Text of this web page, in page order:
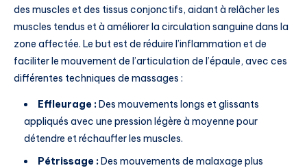
des muscles et des tissus conjonctifs, aidant à relâcher les
muscles tendus et à améliorer la circulation sanguine dans la
zone affectée. Le but est de réduire l’inflammation et de
faciliter le mouvement de l’articulation de l’épaule, avec ces
différentes techniques de massages :
Effleurage :Des mouvements longs et glissants
appliqués avec une pression légère à moyenne pour
détendre et réchauffer les muscles.
Pétrissage :Des mouvements de malaxage plus